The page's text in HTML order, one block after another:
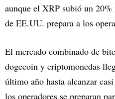
aunque el XRP subió un
de EE.UU. prepara a los
El mercado combinado de
dogecoin y criptomonedas
último año hasta alcanzar
los operadores se preparan